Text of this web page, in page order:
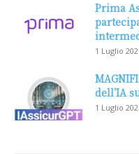
Prima
1 Luglio
dell’IA
1 Luglio